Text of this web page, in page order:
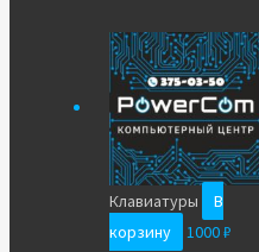
Клавиатуры
В
корзину
1000₽